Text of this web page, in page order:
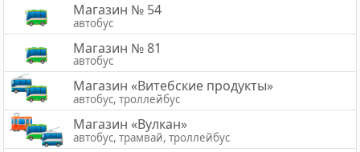
Магазин № 54
автобус
Магазин № 81
автобус
Магазин «Витебские продукты»
автобус, троллейбус
Магазин «Вулкан»
автобус, трамвай, троллейбус